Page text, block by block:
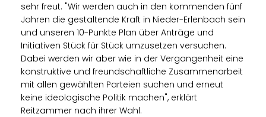
sehr freut. "Wir werden auch in den kommenden fünf
Jahren die gestaltende Kraft in Nieder-Erlenbach sein
und unseren 10-Punkte Plan über Anträge und
Initiativen Stück für Stück umzusetzen versuchen.
Dabei werden wir aber wie in der Vergangenheit eine
konstruktive und freundschaftliche Zusammenarbeit
mit allen gewählten Parteien suchen und erneut
keine ideologische Politik machen", erklärt
Reitzammer nach ihrer Wahl.